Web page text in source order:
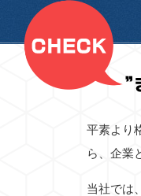
平素より
ら、企業
当社では